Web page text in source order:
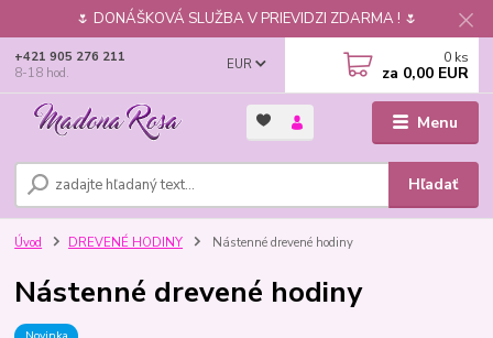
🌷 DONÁŠKOVÁ SLUŽBA V PRIEVIDZI ZDARMA ! 🌷
Menu
EUR
Hľadať
+421 905 276 211
8-18 hod.
0 ks
za 0,00 EUR
Úvod DREVENÉ HODINY Nástenné drevené hodiny
Nástenné drevené hodiny